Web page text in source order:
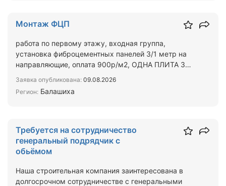
Монтаж ФЦП
работа по первому этажу, входная группа,
установка фиброцементных панелей 3/1 метр на
направляющие, оплата 900р/м2, ОДНА ПЛИТА 3
Заявка опубликована: 09.08.2026
Регион: Балашиха
Требуется на сотрудничество
генеральный подрядчик с
обьёмом
Наша строительная компания заинтересована в
долгосрочном сотрудничестве с генеральными